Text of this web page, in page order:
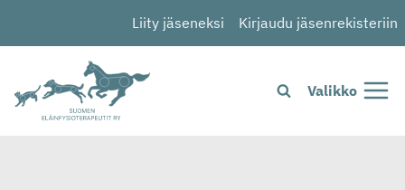
Liity jäseneksi Kirjaudu jäsenrekisteriin
Valikko